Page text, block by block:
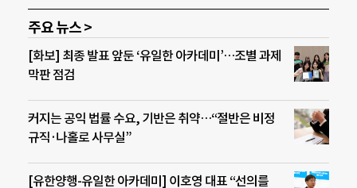
주요 뉴스 >
[화보] 최종 발표 앞둔 ‘유일한 아카데미’…조별 과제
막판 점검
커지는 공익 법률 수요, 기반은 취약…“절반은 비정
규직·나홀로 사무실”
[유한양행-유일한 아카데미] 이호영 대표 “선의를